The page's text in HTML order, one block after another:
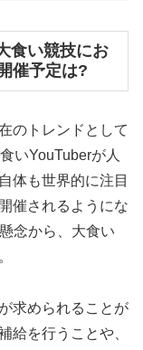
食い競技にお
催予定は?
のトレンドとして
いYouTuberが人
体も世界的に注目
催されるようにな
念から、大食い
求められることが
給を行うことや、